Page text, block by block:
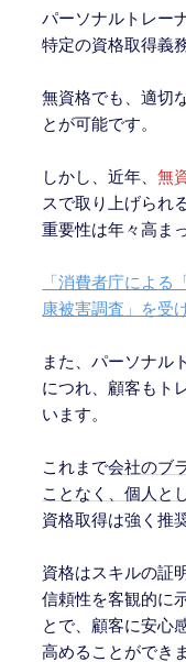
パーソナルトレー
特定の資格取得義
無資格でも、適切
とが可能です。
しかし、近年、無
スで取り上げられ
重要性は年々高ま
「消費者庁による
康被害調査」を受
また、パーソナル
につれ、顧客もト
います。
これまで会社のブ
ことなく、個人と
資格取得は強く推
資格はスキルの証
信頼性を客観的に
とで、顧客に安心
高めることができ